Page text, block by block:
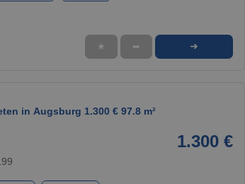
★ ➦ ➜
in Augsburg 1.300 € 97.8 m²
1.300 €